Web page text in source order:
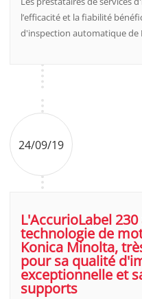
l’efficacité et la fiabilité
d'inspection automatique de
24/09/19
L'AccurioLabel
technologie de
Konica Minolta,
pour sa qualité
exceptionnelle et
supports